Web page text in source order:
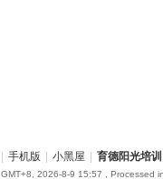
手机版 小黑屋 育德阳光培训
GMT+8, 2026-8-9 15:57 , Processed